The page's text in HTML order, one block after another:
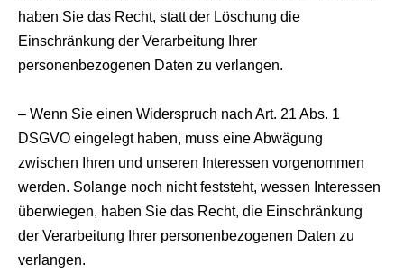
haben Sie das Recht, statt der Löschung die
Einschränkung der Verarbeitung Ihrer
personenbezogenen Daten zu verlangen.
– Wenn Sie einen Widerspruch nach Art. 21 Abs. 1
DSGVO eingelegt haben, muss eine Abwägung
zwischen Ihren und unseren Interessen vorgenommen
werden. Solange noch nicht feststeht, wessen Interessen
überwiegen, haben Sie das Recht, die Einschränkung
der Verarbeitung Ihrer personenbezogenen Daten zu
verlangen.